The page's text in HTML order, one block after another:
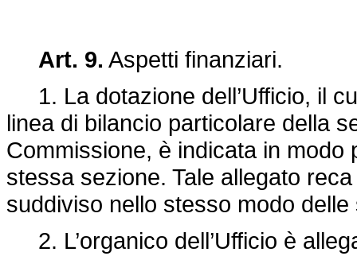
Art. 9. Aspetti finanziari.
1. La dotazione dell’Ufficio, il
linea di bilancio particolare della
Commissione, è indicata in modo
stessa sezione. Tale allegato
suddiviso nello stesso modo
2. L’organico dell’Ufficio è